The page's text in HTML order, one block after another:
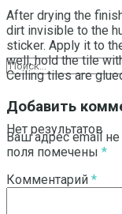
Нет результатов
Смотреть все
After drying the
dirt invisible to the
sticker. Apply it to
well, hold the tile
Ceiling tiles are
Добавить
Ваш адрес email не
поля помечены *
Комментарий *